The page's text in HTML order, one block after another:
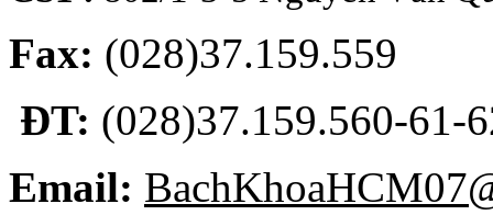
Fax: (028)37.159.559
ĐT: (028)37.159.560-61-
Email: